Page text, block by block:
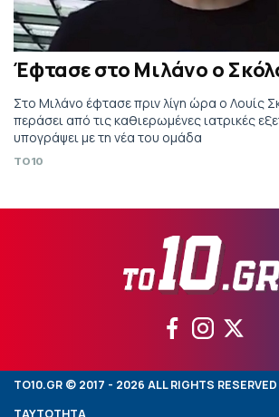
Έφτασε στο Μιλάνο ο
Στο Μιλάνο έφτασε πριν λίγη ώρα ο Λουίς
περάσει από τις καθιερωμένες ιατρικές
υπογράψει με τη νέα του ομάδα
TO10
TO10.GR © 2017 - 2026 ALL RIGHTS RESERVED